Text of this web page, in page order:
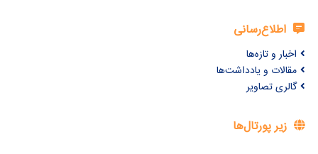
اطلاع‌رسانی
اخبار و تازه‌ها
مقالات و یادداشت‌ها
گالری تصاویر
زیر پورتال‌ها